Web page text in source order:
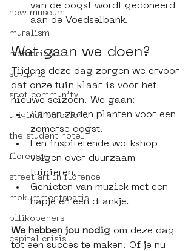
new museum
muralism
memories
schiphol
spot community
uriginal barcelona
the student hotel
florence
street art in florence
mokummeetsparis
bllikopeners
capital crisis
van de oogst wordt gedoneerd
aan de Voedselbank.
Wat gaan we doen?
Tijdens deze dag zorgen we ervoor
dat onze tuin klaar is voor het
nieuwe seizoen. We gaan:
Samen zaden planten voor een
zomerse oogst.
Een inspirerende workshop
volgen over duurzaam
tuinieren.
Genieten van muziek met een
hapje en een drankje.
We hebben jou nodig om deze dag
tot een succes te maken. Of je nu